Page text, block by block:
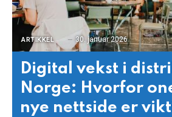
ARTIKKEL 30. januar 2026
Digital vekst i
Norge: Hvorfor
nye nettside er